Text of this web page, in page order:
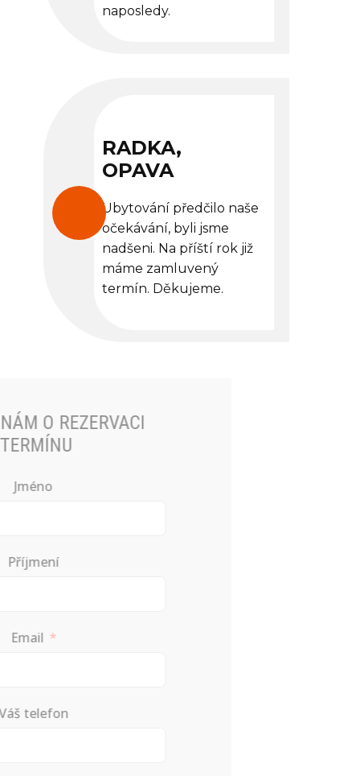
naposledy.
RADKA,
OPAVA
Ubytování předčilo naše
očekávání, byli jsme
nadšeni. Na příští rok již
máme zamluvený
termín. Děkujeme.
NAPIŠTE NÁM O REZERVACI